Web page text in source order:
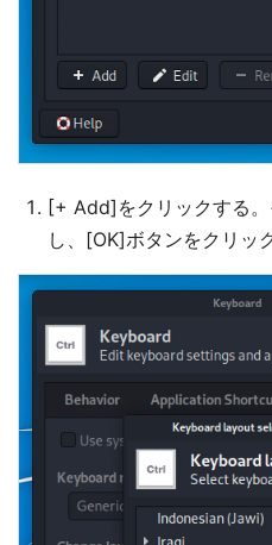
[+ Add]をクリックする
し、[OK]ボタンをクリッ